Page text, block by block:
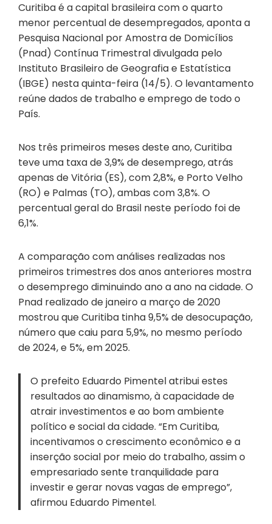
Curitiba é a capital brasileira com o quarto
menor percentual de desempregados, aponta a
Pesquisa Nacional por Amostra de Domicílios
(Pnad) Contínua Trimestral divulgada pelo
Instituto Brasileiro de Geografia e Estatística
(IBGE) nesta quinta-feira (14/5). O levantamento
reúne dados de trabalho e emprego de todo o
País.
Nos três primeiros meses deste ano, Curitiba
teve uma taxa de 3,9% de desemprego, atrás
apenas de Vitória (ES), com 2,8%, e Porto Velho
(RO) e Palmas (TO), ambas com 3,8%. O
percentual geral do Brasil neste período foi de
6,1%.
A comparação com análises realizadas nos
primeiros trimestres dos anos anteriores mostra
o desemprego diminuindo ano a ano na cidade. O
Pnad realizado de janeiro a março de 2020
mostrou que Curitiba tinha 9,5% de desocupação,
número que caiu para 5,9%, no mesmo período
de 2024, e 5%, em 2025.
O prefeito Eduardo Pimentel atribui estes
resultados ao dinamismo, à capacidade de
atrair investimentos e ao bom ambiente
político e social da cidade. “Em Curitiba,
incentivamos o crescimento econômico e a
inserção social por meio do trabalho, assim o
empresariado sente tranquilidade para
investir e gerar novas vagas de emprego”,
afirmou Eduardo Pimentel.